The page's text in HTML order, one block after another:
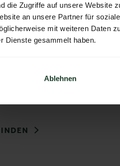
die Zugriffe auf unsere Website
an unsere Partner für
mit weiteren Daten
Dienste gesammelt haben.
Ablehnen
5020 Salzburg